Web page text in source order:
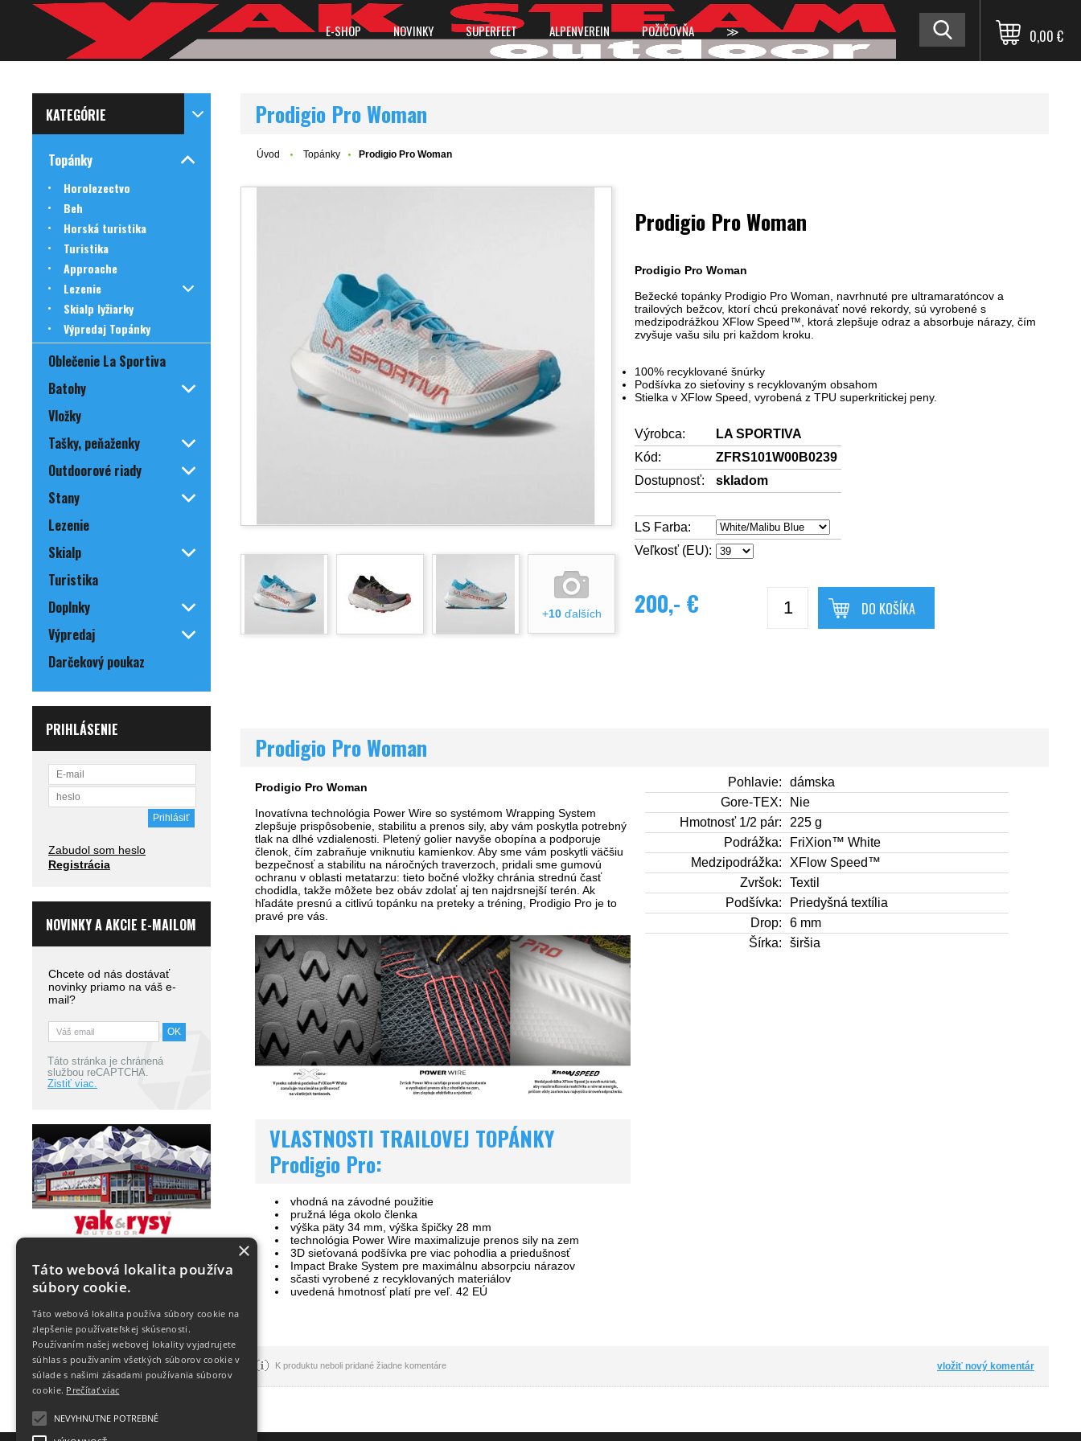
E-SHOP NOVINKY SUPERFEET ALPENVEREIN POŽIČOVŇA ≫ 0,00 €
KATEGÓRIE
Topánky
Horolezectvo
Beh
Horská turistika
Turistika
Approache
Lezenie
Skialp lyžiarky
Výpredaj Topánky
Oblečenie La Sportiva
Batohy
Vložky
Tašky, peňaženky
Outdoorové riady
Stany
Lezenie
Skialp
Turistika
Doplnky
Výpredaj
Darčekový poukaz
PRIHLÁSENIE
Zabudol som heslo
Registrácia
NOVINKY A AKCIE E-MAILOM
Chcete od nás dostávať
novinky priamo na váš e-
mail?
Táto stránka je chránená
službou reCAPTCHA.
Zistiť viac.
Prodigio Pro Woman
Úvod Topánky Prodigio Pro Woman
+10ďalších
Prodigio Pro Woman
Prodigio Pro Woman
Bežecké topánky Prodigio Pro Woman, navrhnuté pre ultramaratóncov a
trailových bežcov, ktorí chcú prekonávať nové rekordy, sú vyrobené s
medzipodrážkou XFlow Speed™, ktorá zlepšuje odraz a absorbuje nárazy, čím
zvyšuje vašu silu pri každom kroku.
100% recyklované šnúrky
Podšívka zo sieťoviny s recyklovaným obsahom
Stielka v XFlow Speed, vyrobená z TPU superkritickej peny.
Výrobca:
LA SPORTIVA
Kód:
ZFRS101W00B0239
Dostupnosť:
skladom
LS Farba:
Veľkosť (EU):
200,- € DO KOŠÍKA
Prodigio Pro Woman
Prodigio Pro Woman
Inovatívna technológia Power Wire so systémom Wrapping System
zlepšuje prispôsobenie, stabilitu a prenos sily, aby vám poskytla potrebný
tlak na dlhé vzdialenosti. Pletený golier navyše obopína a podporuje
členok, čím zabraňuje vniknutiu kamienkov. Aby sme vám poskytli väčšiu
bezpečnosť a stabilitu na náročných traverzoch, pridali sme gumovú
ochranu v oblasti metatarzu: tieto bočné vložky chránia strednú časť
chodidla, takže môžete bez obáv zdolať aj ten najdrsnejší terén. Ak
hľadáte presnú a citlivú topánku na preteky a tréning, Prodigio Pro je to
pravé pre vás.
VLASTNOSTI TRAILOVEJ TOPÁNKY
Prodigio Pro:
vhodná na závodné použitie
pružná léga okolo členka
výška päty 34 mm, výška špičky 28 mm
technológia Power Wire maximalizuje prenos sily na zem
3D sieťovaná podšívka pre viac pohodlia a priedušnosť
Impact Brake System pre maximálnu absorpciu nárazov
sčasti vyrobené z recyklovaných materiálov
uvedená hmotnosť platí pre veľ. 42 EÚ
Pohlavie:
dámska
Gore-TEX:
Nie
Hmotnosť 1/2 pár:
225 g
Podrážka:
FriXion™ White
Medzipodrážka:
XFlow Speed™
Zvršok:
Textil
Podšívka:
Priedyšná textília
Drop:
6 mm
Šírka:
širšia
K produktu neboli pridané žiadne komentáre vložiť nový komentár
×
Táto webová lokalita používa
súbory cookie.
Táto webová lokalita používa súbory cookie na
zlepšenie používateľskej skúsenosti.
Používaním našej webovej lokality vyjadrujete
súhlas s používaním všetkých súborov cookie v
súlade s našimi zásadami používania súborov
cookie. Prečítať viac
NEVYHNUTNE POTREBNÉ